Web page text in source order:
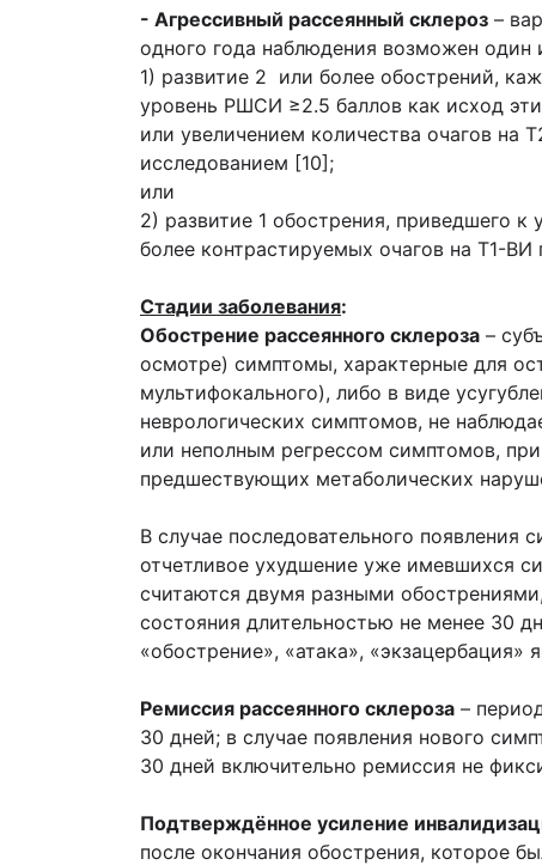
- Агрессивный рассеянный склероз –
одного года наблюдения возможен один
1) развитие 2 или более обострений,
уровень РШСИ ≥2.5 баллов как исход
или увеличением количества очагов
исследованием [10];
или
2) развитие 1 обострения, приведшего
более контрастируемых очагов на Т1-
Стадии заболевания:
Обострение рассеянного склероза –
осмотре) симптомы, характерные для
мультифокального), либо в виде
неврологических симптомов, не
или неполным регрессом симптомов,
предшествующих метаболических
В случае последовательного
отчетливое ухудшение уже имевшихся
считаются двумя разными
состояния длительностью не менее 30
«обострение», «атака»,
Ремиссия рассеянного склероза –
30 дней; в случае появления нового
30 дней включительно ремиссия не
Подтверждённое усиление
после окончания обострения, которое